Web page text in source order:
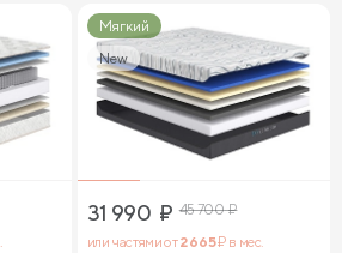
Мягкий
New
31 990 ₽ 45 700₽
или частями от2 665₽ в мес.